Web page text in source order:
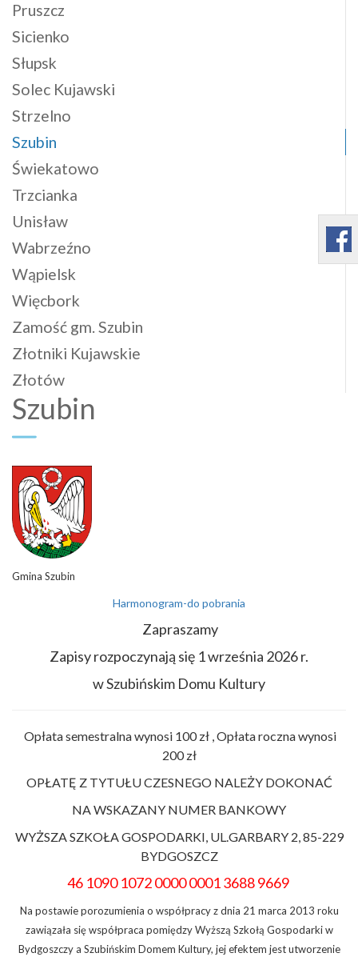
Pruszcz
Sicienko
Słupsk
Solec Kujawski
Strzelno
Szubin
Świekatowo
Trzcianka
Unisław
Wabrzeźno
Wąpielsk
Więcbork
Zamość gm. Szubin
Złotniki Kujawskie
Złotów
Szubin
Gmina Szubin
Harmonogram-do pobrania
Zapraszamy
Zapisy rozpoczynają się 1 września 2026 r.
w Szubińskim Domu Kultury
Opłata semestralna wynosi 100 zł , Opłata roczna wynosi
200 zł
OPŁATĘ Z TYTUŁU CZESNEGO NALEŻY DOKONAĆ
NA WSKAZANY NUMER BANKOWY
WYŻSZA SZKOŁA GOSPODARKI, UL.GARBARY 2, 85-229
BYDGOSZCZ
46 1090 1072 0000 0001 3688 9669
Na postawie porozumienia o współpracy z dnia 21 marca 2013 roku
zawiązała się współpraca pomiędzy Wyższą Szkołą Gospodarki w
Bydgoszczy a Szubińskim Domem Kultury, jej efektem jest utworzenie